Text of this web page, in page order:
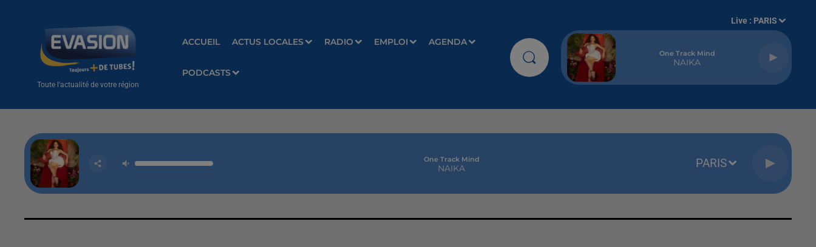
Toute l'actualité de votre région
ACCUEIL ACTUS LOCALES RADIO EMPLOI AGENDA
PODCASTS
Live : PARIS
One Track Mind
NAIKA
One Track Mind
NAIKA PARIS